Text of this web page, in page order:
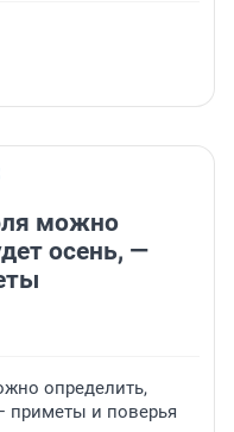
можно
осень, —
определить,
приметы и поверья